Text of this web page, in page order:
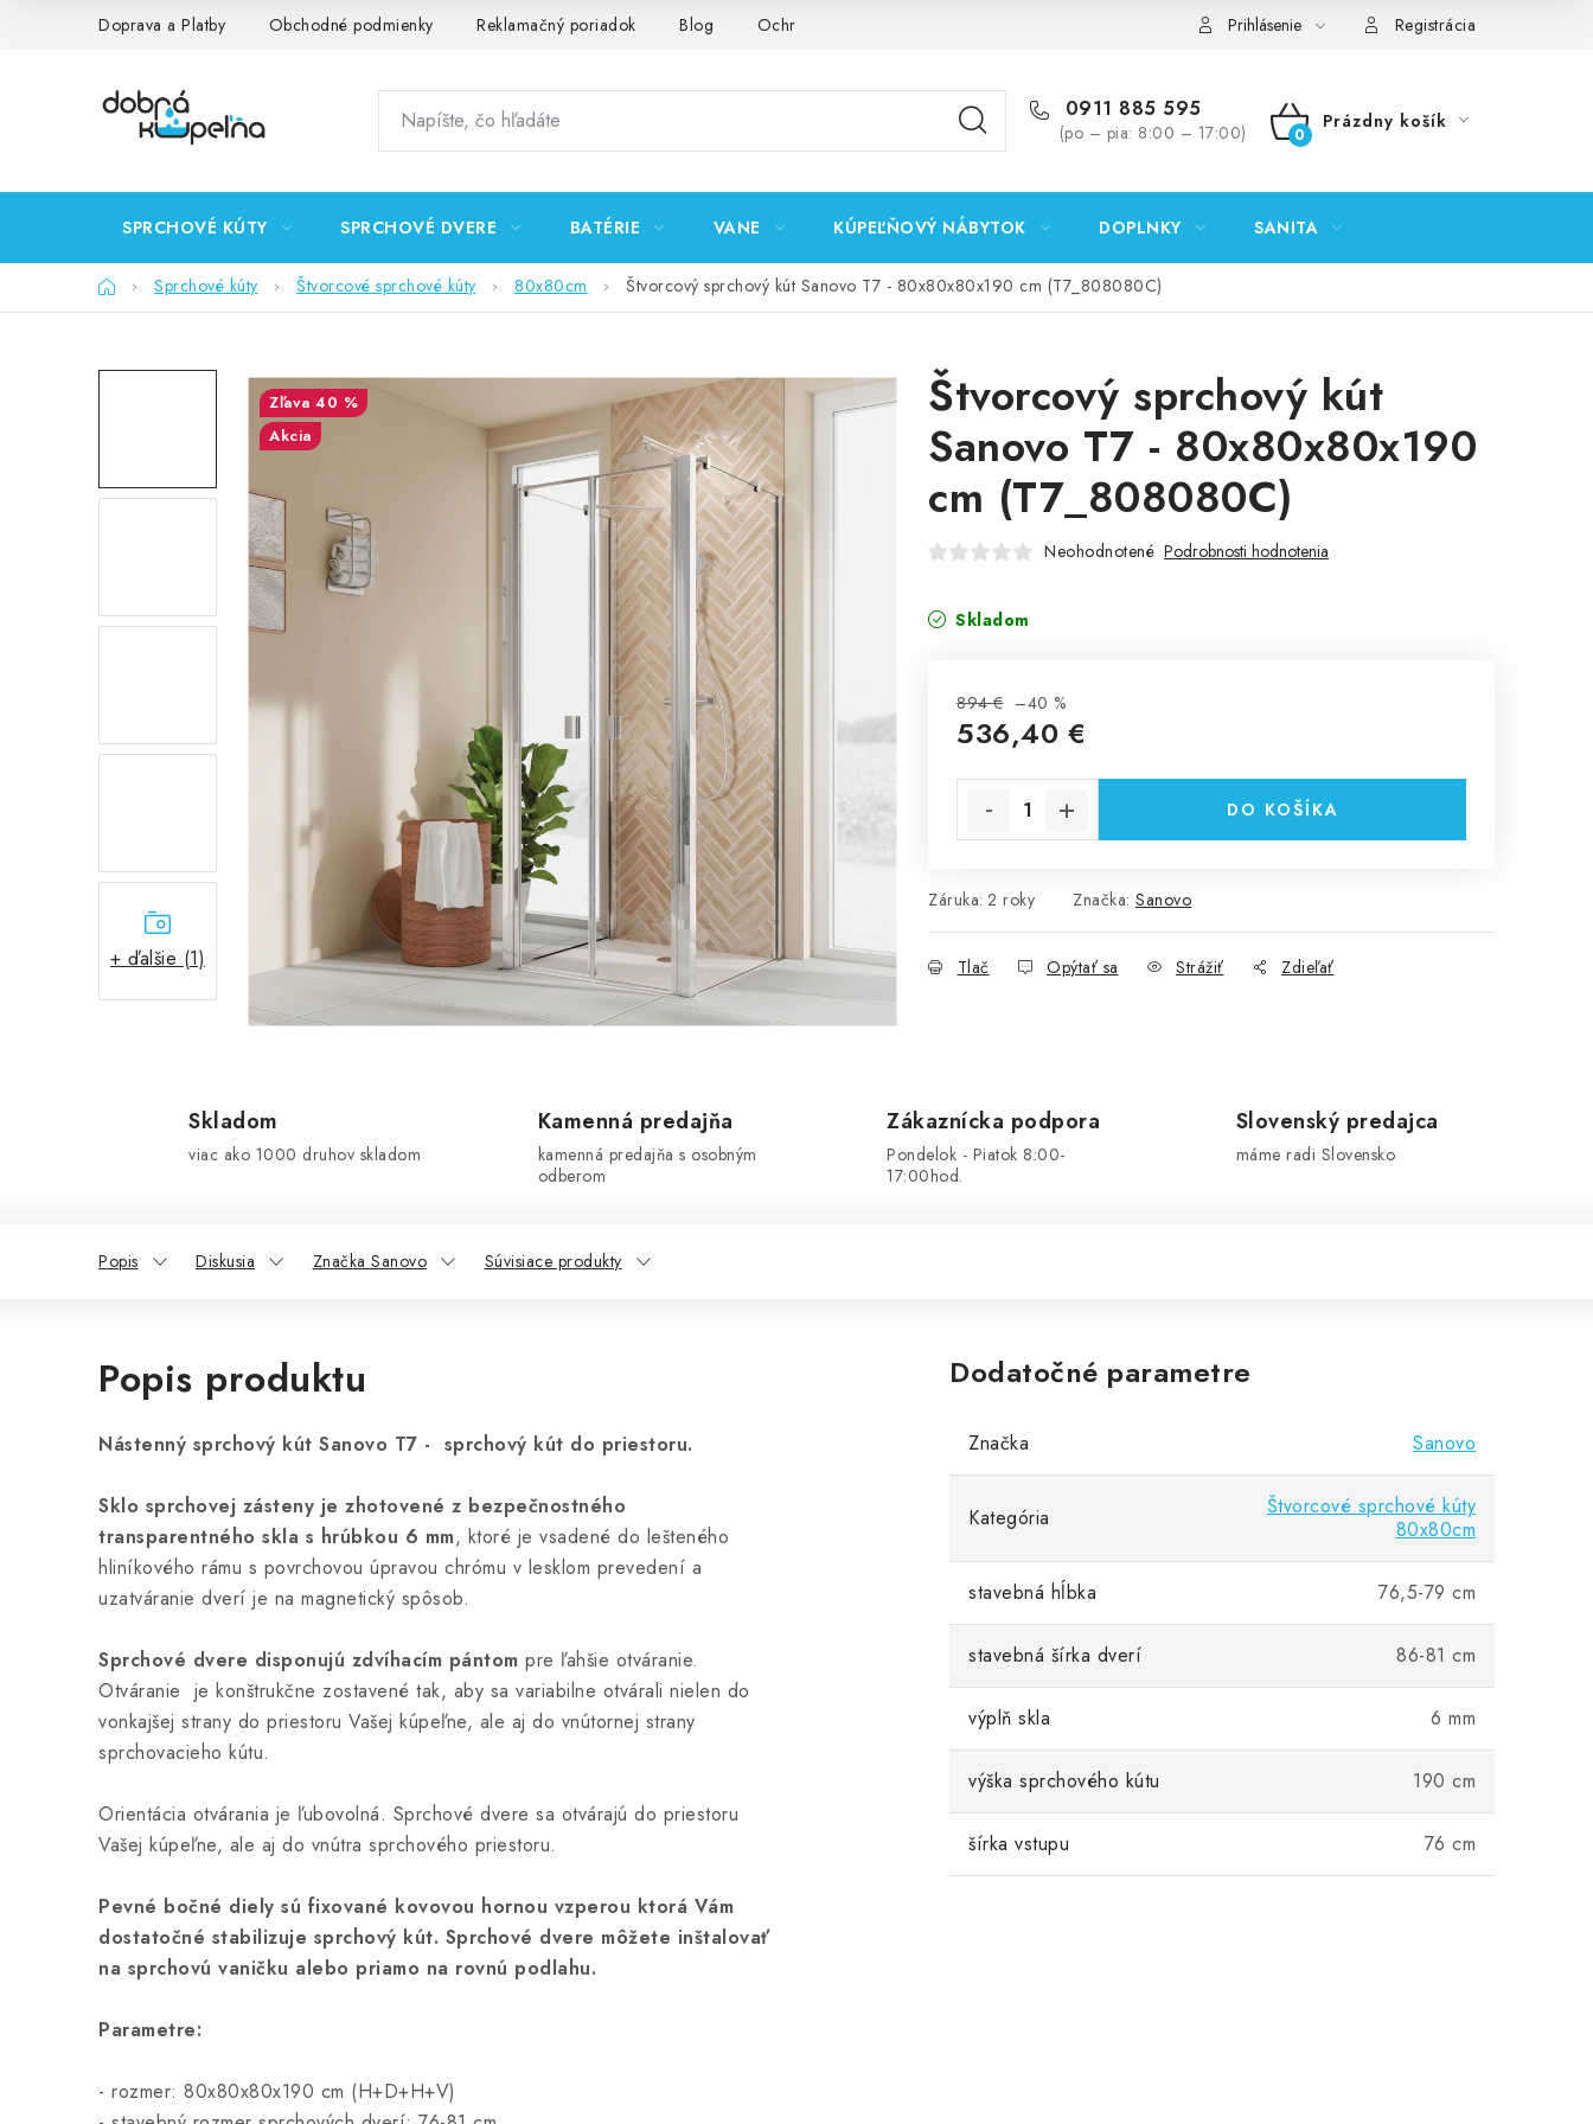
Doprava a Platby Obchodné podmienky Reklamačný poriadok Blog Ochrana osobných údajov GDPR Predajňa Nitra Formulár na vrátenie tovaru
Prihlásenie Registrácia
0911 885 595
(po – pia: 8:00 – 17:00)
NÁKUPNÝ
Prázdny košík
SPRCHOVÉ KÚTY SPRCHOVÉ DVERE BATÉRIE VANE KÚPEĽŇOVÝ NÁBYTOK DOPLNKY SANITA
DomovSprchové kúty Štvorcové sprchové kúty 80x80cm Štvorcový sprchový kút Sanovo T7 - 80x80x80x190 cm (T7_808080C)
+ ďalšie (1)
Štvorcový sprchový kút
Sanovo T7 - 80x80x80x190
cm (T7_808080C)
Neohodnotené Podrobnosti hodnotenia
Skladom
894 € –40 %
536,40 €
DO KOŠÍKA
Záruka: 2 roky Značka: Sanovo
Tlač Opýtať sa Strážiť Zdieľať
40 %
Akcia
Skladom
viac ako 1000 druhov skladom
Kamenná predajňa
kamenná predajňa s osobným
odberom
Zákaznícka podpora
Pondelok - Piatok 8:00-
17:00hod.
Slovenský predajca
máme radi Slovensko
Popis Diskusia Značka Sanovo Súvisiace produkty
Popis produktu
Nástenný sprchový kút Sanovo T7 - sprchový kút do priestoru.
Sklo sprchovej zásteny je zhotovené z bezpečnostného
transparentného skla s hrúbkou 6 mm, ktoré je vsadené do lešteného
hliníkového rámu s povrchovou úpravou chrómu v lesklom prevedení a
uzatváranie dverí je na magnetický spôsob.
Sprchové dvere disponujú zdvíhacím pántom pre ľahšie otváranie.
Otváranie je konštrukčne zostavené tak, aby sa variabilne otvárali nielen do
vonkajšej strany do priestoru Vašej kúpeľne, ale aj do vnútornej strany
sprchovacieho kútu.
Orientácia otvárania je ľubovolná. Sprchové dvere sa otvárajú do priestoru
Vašej kúpeľne, ale aj do vnútra sprchového priestoru.
Pevné bočné diely sú fixované kovovou hornou vzperou ktorá Vám
dostatočné stabilizuje sprchový kút. Sprchové dvere môžete inštalovať
na sprchovú vaničku alebo priamo na rovnú podlahu.
Parametre:
- rozmer: 80x80x80x190 cm (H+D+H+V)
Dodatočné parametre
Značka Sanovo
Kategória
Štvorcové sprchové kúty
80x80cm
stavebná hĺbka 76,5-79 cm
stavebná šírka dverí 86-81 cm
výplň skla 6 mm
výška sprchového kútu 190 cm
šírka vstupu 76 cm